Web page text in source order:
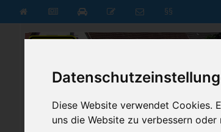
Diese Website verwendet Cookies.
uns die Website zu verbessern
§§